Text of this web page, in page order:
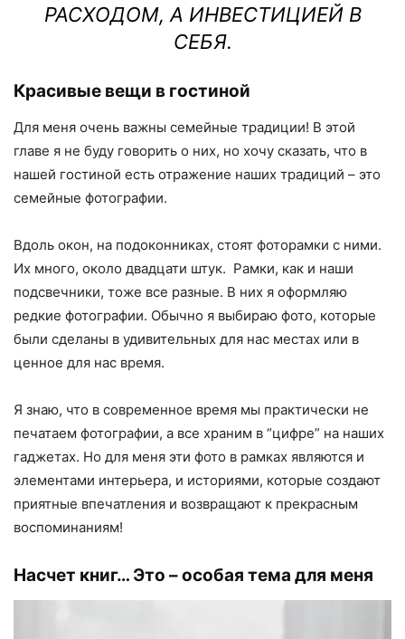
РАСХОДОМ, А ИНВЕСТИЦИЕЙ В
СЕБЯ.
Красивые вещи в гостиной
Для меня очень важны семейные традиции! В этой
главе я не буду говорить о них, но хочу сказать, что в
нашей гостиной есть отражение наших традиций – это
семейные фотографии.
Вдоль окон, на подоконниках, стоят фоторамки с ними.
Их много, около двадцати штук. Рамки, как и наши
подсвечники, тоже все разные. В них я оформляю
редкие фотографии. Обычно я выбираю фото, которые
были сделаны в удивительных для нас местах или в
ценное для нас время.
Я знаю, что в современное время мы практически не
печатаем фотографии, а все храним в “цифре” на наших
гаджетах. Но для меня эти фото в рамках являются и
элементами интерьера, и историями, которые создают
приятные впечатления и возвращают к прекрасным
воспоминаниям!
Насчет книг… Это – особая тема для меня